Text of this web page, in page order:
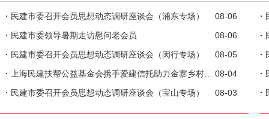
民建市委召开会员思想动态调研座谈会（浦东专场）
08-06
民建市委领导暑期走访慰问老会员
08-06
民建市委召开会员思想动态调研座谈会（闵行专场）
08-05
08-04
民建市委召开会员思想动态调研座谈会（宝山专场）
08-03